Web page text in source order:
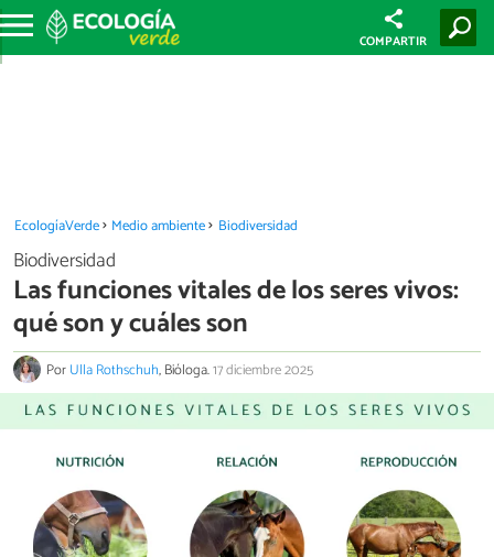
COMPARTIR
EcologíaVerde Medio ambiente Biodiversidad
Biodiversidad
Las funciones vitales de los seres vivos:
qué son y cuáles son
PorUlla Rothschuh, Bióloga.17 diciembre 2025